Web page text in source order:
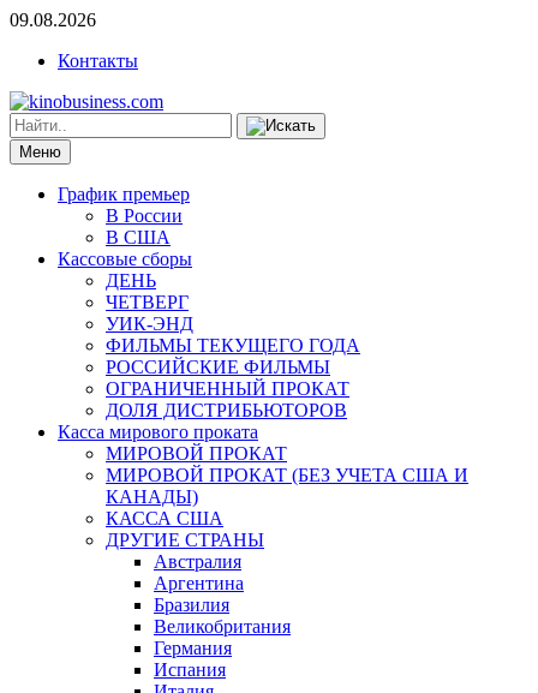
09.08.2026
Контакты
Меню
График премьер
В России
В США
Кассовые сборы
ДЕНЬ
ЧЕТВЕРГ
УИК-ЭНД
ФИЛЬМЫ ТЕКУЩЕГО ГОДА
РОССИЙСКИЕ ФИЛЬМЫ
ОГРАНИЧЕННЫЙ ПРОКАТ
ДОЛЯ ДИСТРИБЬЮТОРОВ
Касса мирового проката
МИРОВОЙ ПРОКАТ
МИРОВОЙ ПРОКАТ (БЕЗ УЧЕТА США И
КАНАДЫ)
КАССА США
ДРУГИЕ СТРАНЫ
Австралия
Аргентина
Бразилия
Великобритания
Германия
Испания